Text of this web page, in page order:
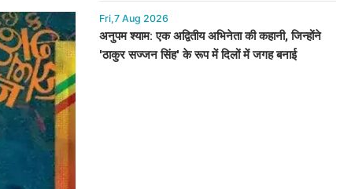
Fri,7 Aug 2026
अनुपम श्याम: एक अद्वितीय अभिनेता की कहानी, जिन्होंने
'ठाकुर सज्जन सिंह' के रूप में दिलों में जगह बनाई